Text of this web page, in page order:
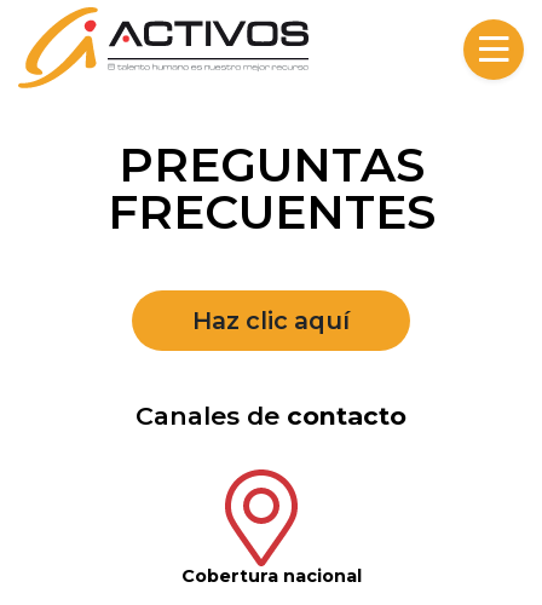
Skip to content
PREGUNTAS
FRECUENTES
Haz clic aquí
Canales de contacto
Cobertura nacional
PBX(60 1) 794 6550